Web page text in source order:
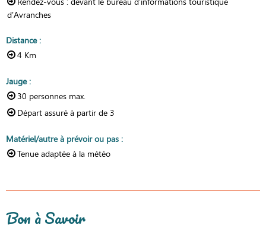
d'Avranches
Distance:
4 Km
Jauge:
30 personnes max.
Départ assuré à partir de 3
Matériel/autre à prévoir ou pas :
Tenue adaptée à la météo
Bon à Savoir